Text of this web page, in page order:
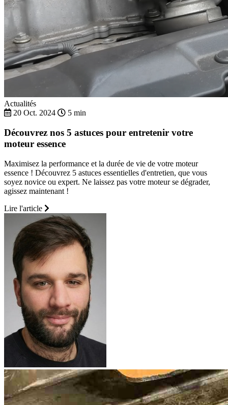
Actualités
20 Oct. 2024
5 min
Découvrez nos 5 astuces pour entretenir votre
moteur essence
Maximisez la performance et la durée de vie de votre moteur
essence ! Découvrez 5 astuces essentielles d'entretien, que vous
soyez novice ou expert. Ne laissez pas votre moteur se dégrader,
agissez maintenant !
Lire l'article